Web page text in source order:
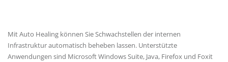
Mit Auto Healing können Sie Schwachstellen der internen
Infrastruktur automatisch beheben lassen. Unterstützte
Anwendungen sind Microsoft Windows Suite, Java, Firefox und Foxit